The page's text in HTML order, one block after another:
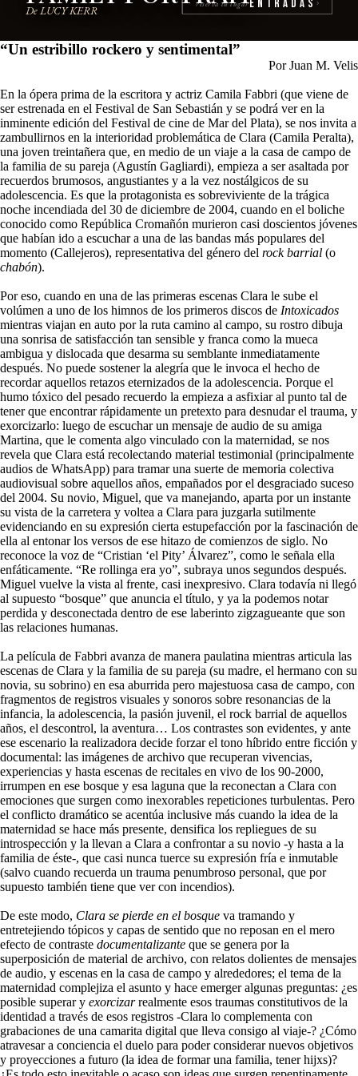
De LUCY KERR
reserva tu lugarEntradas ›
“Un estribillo rockero y sentimental”
Por Juan M. Velis
En la ópera prima de la escritora y actriz Camila Fabbri (que viene de
ser estrenada en el Festival de San Sebastián y se podrá ver en la
inminente edición del Festival de cine de Mar del Plata), se nos invita a
zambullirnos en la interioridad problemática de Clara (Camila Peralta),
una joven treintañera que, en medio de un viaje a la casa de campo de
la familia de su pareja (Agustín Gagliardi), empieza a ser asaltada por
recuerdos brumosos, angustiantes y a la vez nostálgicos de su
adolescencia. Es que la protagonista es sobreviviente de la trágica
noche incendiada del 30 de diciembre de 2004, cuando en el boliche
conocido como República Cromañón murieron casi doscientos jóvenes
que habían ido a escuchar a una de las bandas más populares del
momento (Callejeros), representativa del género del rock barrial (o
chabón).
Por eso, cuando en una de las primeras escenas Clara le sube el
volúmen a uno de los himnos de los primeros discos de Intoxicados
mientras viajan en auto por la ruta camino al campo, su rostro dibuja
una sonrisa de satisfacción tan sensible y franca como la mueca
ambigua y dislocada que desarma su semblante inmediatamente
después. No puede sostener la alegría que le invoca el hecho de
recordar aquellos retazos eternizados de la adolescencia. Porque el
humo tóxico del pesado recuerdo la empieza a asfixiar al punto tal de
tener que encontrar rápidamente un pretexto para desnudar el trauma, y
exorcizarlo: luego de escuchar un mensaje de audio de su amiga
Martina, que le comenta algo vinculado con la maternidad, se nos
revela que Clara está recolectando material testimonial (principalmente
audios de WhatsApp) para tramar una suerte de memoria colectiva
audiovisual sobre aquellos años, empañados por el desgraciado suceso
del 2004. Su novio, Miguel, que va manejando, aparta por un instante
su vista de la carretera y voltea a Clara para juzgarla sutilmente
evidenciando en su expresión cierta estupefacción por la fascinación de
ella al entonar los versos de ese hitazo de comienzos de siglo. No
reconoce la voz de “Cristian ‘el Pity’ Álvarez”, como le señala ella
enfáticamente. “Re rollinga era yo”, subraya unos segundos después.
Miguel vuelve la vista al frente, casi inexpresivo. Clara todavía ni llegó
al supuesto “bosque” que anuncia el título, y ya la podemos notar
perdida y desconectada dentro de ese laberinto zigzagueante que son
las relaciones humanas.
La película de Fabbri avanza de manera paulatina mientras articula las
escenas de Clara y la familia de su pareja (su madre, el hermano con su
novia, su sobrino) en esa aburrida pero majestuosa casa de campo, con
fragmentos de registros visuales y sonoros sobre resonancias de la
infancia, la adolescencia, la pasión juvenil, el rock barrial de aquellos
años, el descontrol, la aventura… Los contrastes son evidentes, y ante
ese escenario la realizadora decide forzar el tono híbrido entre ficción y
documental: las imágenes de archivo que recuperan vivencias,
experiencias y hasta escenas de recitales en vivo de los 90-2000,
irrumpen en ese bosque y esa laguna que la reconectan a Clara con
emociones que surgen como inexorables repeticiones turbulentas. Pero
el conflicto dramático se acentúa inclusive más cuando la idea de la
maternidad se hace más presente, densifica los repliegues de su
introspección y la llevan a Clara a confrontar a su novio -y hasta a la
familia de éste-, que casi nunca tuerce su expresión fría e inmutable
(salvo cuando recuerda un trauma penumbroso personal, que por
supuesto también tiene que ver con incendios).
De este modo, Clara se pierde en el bosque va tramando y
entretejiendo tópicos y capas de sentido que no reposan en el mero
efecto de contraste documentalizante que se genera por la
superposición de material de archivo, con relatos dolientes de mensajes
de audio, y escenas en la casa de campo y alrededores; el tema de la
maternidad complejiza el asunto y hace emerger algunas preguntas: ¿es
posible superar y exorcizarrealmente esos traumas constitutivos de la
identidad a través de esos registros -Clara lo complementa con
grabaciones de una camarita digital que lleva consigo al viaje-? ¿Cómo
atravesar a conciencia el duelo para poder considerar nuevos objetivos
y proyecciones a futuro (la idea de formar una familia, tener hijxs)?